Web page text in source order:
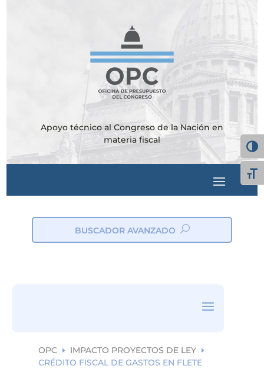
Apoyo técnico al Congreso de la Nación en
materia fiscal
BUSCADOR AVANZADO
OPC E IMPACTO PROYECTOS DE LEY E
CRÉDITO FISCAL DE GASTOS EN FLETE